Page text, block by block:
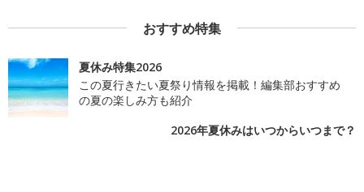
おすすめ特集
夏休み特集2026
この夏行きたい夏祭り情報を掲載！編集部おすすめ
の夏の楽しみ方も紹介
2026年夏休みはいつからいつまで？